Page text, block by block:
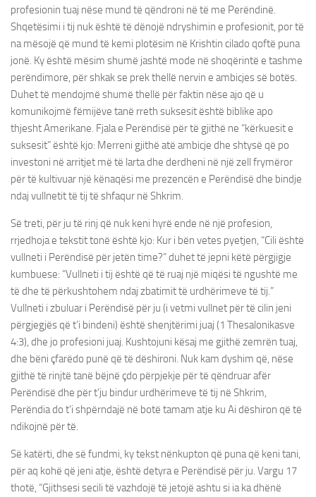
profesionin tuaj nëse mund të qëndroni në të me Perëndinë.
Shqetësimi i tij nuk është të dënojë ndryshimin e profesionit, por të
na mësojë që mund të kemi plotësim në Krishtin cilado qoftë puna
jonë. Ky është mësim shumë jashtë mode në shoqërintë e tashme
perëndimore, për shkak se prek thellë nervin e ambicjes së botës.
Duhet të mendojmë shumë thellë për faktin nëse ajo që u
komunikojmë fëmijëve tanë rreth suksesit është biblike apo
thjesht Amerikane. Fjala e Perëndisë për të gjithë ne “kërkuesit e
suksesit” është kjo: Merreni gjithë atë ambicje dhe shtysë që po
investoni në arritjet më të larta dhe derdheni në një zell frymëror
për të kultivuar një kënaqësi me prezencën e Perëndisë dhe bindje
ndaj vullnetit të tij të shfaqur në Shkrim.
Së treti, për ju të rinj që nuk keni hyrë ende në një profesion,
rrjedhoja e tekstit tonë është kjo: Kur i bën vetes pyetjen, “Cili është
vullneti i Perëndisë për jetën time?” duhet të jepni këtë përgjigje
kumbuese: “Vullneti i tij është që të ruaj një miqësi të ngushtë me
të dhe të përkushtohem ndaj zbatimit të urdhërimeve të tij.”
Vullneti i zbuluar i Perëndisë për ju (i vetmi vullnet për të cilin jeni
përgjegjës që t’i bindeni) është shenjtërimi juaj (1 Thesalonikasve
4:3), dhe jo profesioni juaj. Kushtojuni kësaj me gjithë zemrën tuaj,
dhe bëni çfarëdo punë që të dëshironi. Nuk kam dyshim që, nëse
gjithë të rinjtë tanë bëjnë çdo përpjekje për të qëndruar afër
Perëndisë dhe për t’ju bindur urdhërimeve të tij në Shkrim,
Perëndia do t’i shpërndajë në botë tamam atje ku Ai dëshiron që të
ndikojnë për të.
Së katërti, dhe së fundmi, ky tekst nënkupton që puna që keni tani,
për aq kohë që jeni atje, është detyra e Perëndisë për ju. Vargu 17
thotë, “Gjithsesi secili të vazhdojë të jetojë ashtu si ia ka dhënë